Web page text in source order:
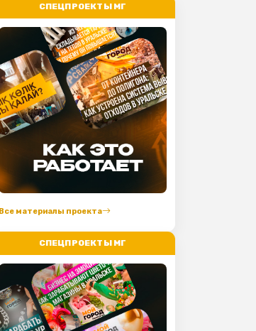
СПЕЦПРОЕКТЫ МГ
Все материалы проекта
СПЕЦПРОЕКТЫ МГ